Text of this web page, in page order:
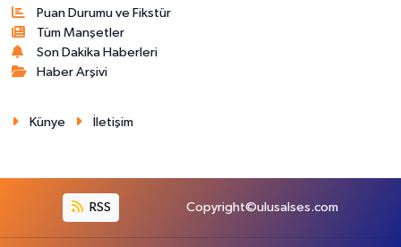
Puan Durumu ve Fikstür
Tüm Manşetler
Son Dakika Haberleri
Haber Arşivi
Künye İletişim
RSS Copyright©ulusalses.com